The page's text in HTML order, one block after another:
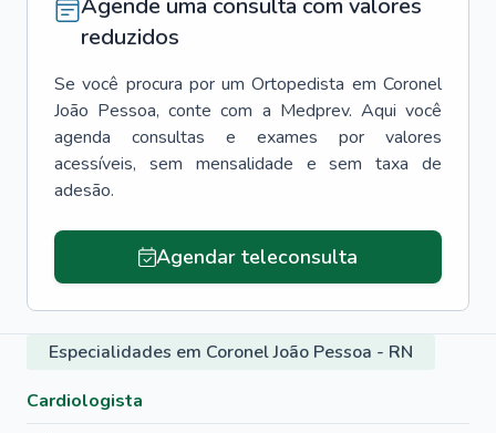
Agende uma consulta com valores
reduzidos
Se você procura por um Ortopedista em Coronel
João Pessoa, conte com a Medprev. Aqui você
agenda consultas e exames por valores
acessíveis, sem mensalidade e sem taxa de
adesão.
Agendar teleconsulta
Especialidades em Coronel João Pessoa - RN
Cardiologista